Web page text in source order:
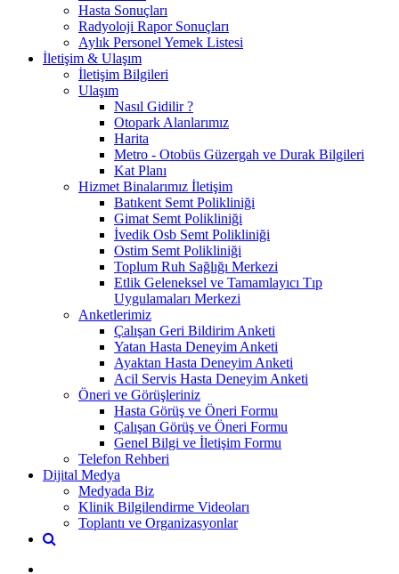
Hasta Sonuçları
Radyoloji Rapor Sonuçları
Aylık Personel Yemek Listesi
İletişim & Ulaşım
İletişim Bilgileri
Ulaşım
Nasıl Gidilir ?
Otopark Alanlarımız
Harita
Metro - Otobüs Güzergah ve Durak Bilgileri
Kat Planı
Hizmet Binalarımız İletişim
Batıkent Semt Polikliniği
Gimat Semt Polikliniği
İvedik Osb Semt Polikliniği
Ostim Semt Polikliniği
Toplum Ruh Sağlığı Merkezi
Etlik Geleneksel ve Tamamlayıcı Tıp
Uygulamaları Merkezi
Anketlerimiz
Çalışan Geri Bildirim Anketi
Yatan Hasta Deneyim Anketi
Ayaktan Hasta Deneyim Anketi
Acil Servis Hasta Deneyim Anketi
Öneri ve Görüşleriniz
Hasta Görüş ve Öneri Formu
Çalışan Görüş ve Öneri Formu
Genel Bilgi ve İletişim Formu
Telefon Rehberi
Dijital Medya
Medyada Biz
Klinik Bilgilendirme Videoları
Toplantı ve Organizasyonlar